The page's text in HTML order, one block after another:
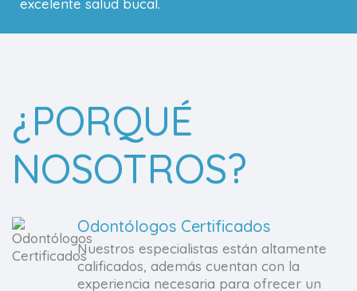
excelente salud bucal.
¿PORQUÉ
NOSOTROS?
Odontólogos Certificados
Nuestros especialistas están altamente
calificados, además cuentan con la
experiencia necesaria para ofrecer un